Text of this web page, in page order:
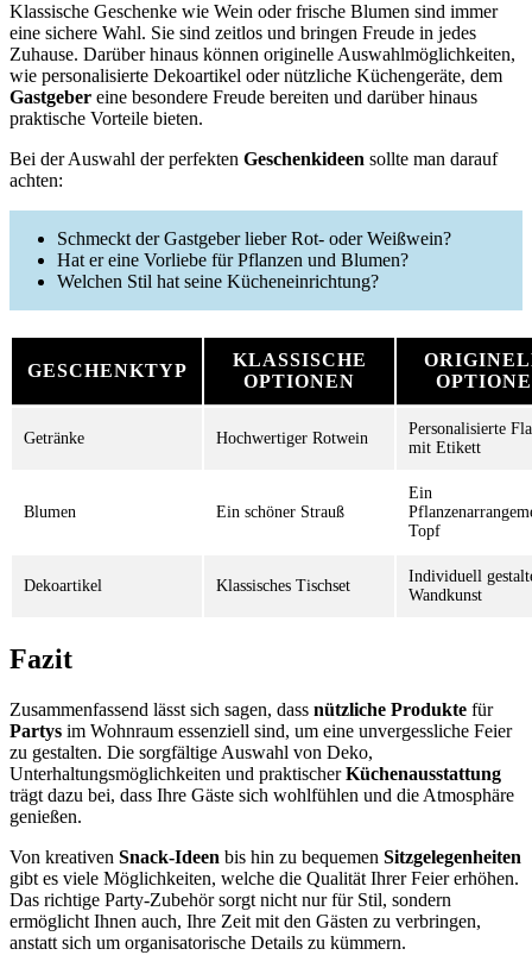
Klassische Geschenke wie Wein oder frische Blumen sind immer
eine sichere Wahl. Sie sind zeitlos und bringen Freude in jedes
Zuhause. Darüber hinaus können originelle Auswahlmöglichkeiten,
wie personalisierte Dekoartikel oder nützliche Küchengeräte, dem
Gastgeber eine besondere Freude bereiten und darüber hinaus
praktische Vorteile bieten.
Bei der Auswahl der perfekten Geschenkideen sollte man darauf
achten:
Schmeckt der Gastgeber lieber Rot- oder Weißwein?
Hat er eine Vorliebe für Pflanzen und Blumen?
Welchen Stil hat seine Kücheneinrichtung?
GESCHENKTYP
KLASSISCHE
OPTIONEN
Getränke Hochwertiger Rotwein
Personalisierte
mit Etikett
Blumen Ein schöner Strauß
Ein
Topf
Dekoartikel Klassisches Tischset
Individuell
Wandkunst
Fazit
Zusammenfassend lässt sich sagen, dass nützliche Produkte für
Partys im Wohnraum essenziell sind, um eine unvergessliche Feier
zu gestalten. Die sorgfältige Auswahl von Deko,
Unterhaltungsmöglichkeiten und praktischerKüchenausstattung
trägt dazu bei, dass Ihre Gäste sich wohlfühlen und die Atmosphäre
genießen.
Von kreativen Snack-Ideen bis hin zu bequemen Sitzgelegenheiten
gibt es viele Möglichkeiten, welche die Qualität Ihrer Feier erhöhen.
Das richtige Party-Zubehör sorgt nicht nur für Stil, sondern
ermöglicht Ihnen auch, Ihre Zeit mit den Gästen zu verbringen,
anstatt sich um organisatorische Details zu kümmern.